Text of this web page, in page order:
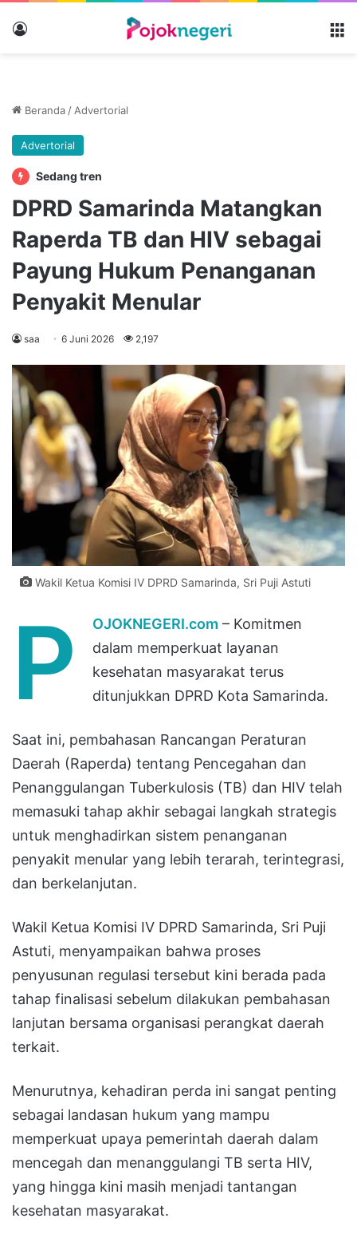
Beranda / Advertorial
Advertorial
Sedang tren
DPRD Samarinda Matangkan
Raperda TB dan HIV sebagai
Payung Hukum Penanganan
Penyakit Menular
saa 6 Juni 2026 2,197
Wakil Ketua Komisi IV DPRD Samarinda, Sri Puji Astuti
P OJOKNEGERI.com – Komitmen
dalam memperkuat layanan
kesehatan masyarakat terus
ditunjukkan DPRD Kota Samarinda.
Saat ini, pembahasan Rancangan Peraturan
Daerah (Raperda) tentang Pencegahan dan
Penanggulangan Tuberkulosis (TB) dan HIV telah
memasuki tahap akhir sebagai langkah strategis
untuk menghadirkan sistem penanganan
penyakit menular yang lebih terarah, terintegrasi,
dan berkelanjutan.
Wakil Ketua Komisi IV DPRD Samarinda, Sri Puji
Astuti, menyampaikan bahwa proses
penyusunan regulasi tersebut kini berada pada
tahap finalisasi sebelum dilakukan pembahasan
lanjutan bersama organisasi perangkat daerah
terkait.
Menurutnya, kehadiran perda ini sangat penting
sebagai landasan hukum yang mampu
memperkuat upaya pemerintah daerah dalam
mencegah dan menanggulangi TB serta HIV,
yang hingga kini masih menjadi tantangan
kesehatan masyarakat.